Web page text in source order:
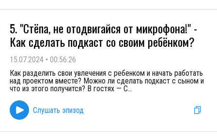
5. "Стёпа, не отодвигайся от микрофона!" -
Как сделать подкаст со своим ребёнком?
15.07.2024 • 00:56:26
Как разделить свои увлечения с ребенком и начать работать
над проектом вместе? Можно ли сделать подкаст с сыном и
что из этого получится? В гостях — С...
Слушать эпизод